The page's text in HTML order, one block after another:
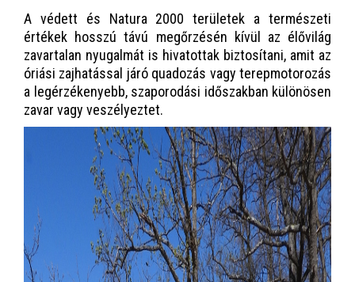
A védett és Natura 2000 területek a természeti
értékek hosszú távú megőrzésén kívül az élővilág
zavartalan nyugalmát is hivatottak biztosítani, amit az
óriási zajhatással járó quadozás vagy terepmotorozás
a legérzékenyebb, szaporodási időszakban különösen
zavar vagy veszélyeztet.